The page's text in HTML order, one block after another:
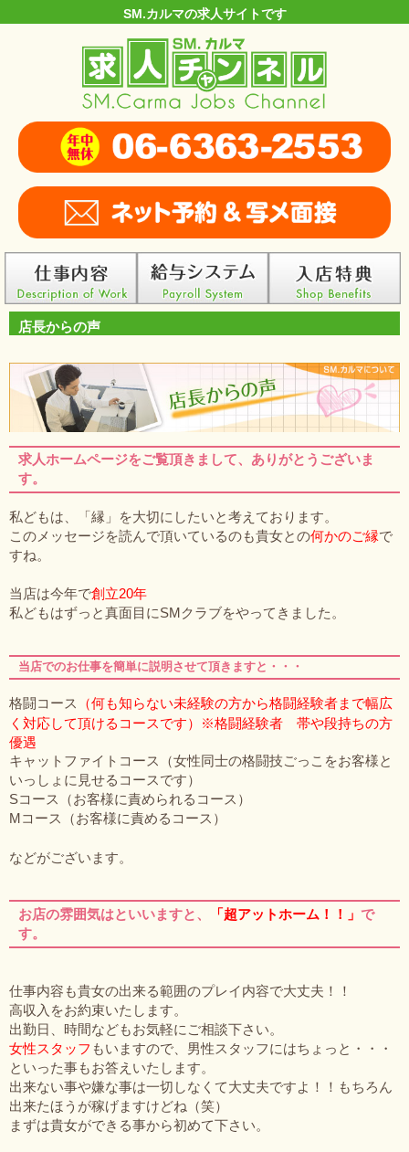
SM.カルマの求人サイトです
店長からの声
求人ホームページをご覧頂きまして、ありがとうございま
す。
私どもは、「縁」を大切にしたいと考えております。
このメッセージを読んで頂いているのも貴女との何かのご縁で
すね。
当店は今年で創立20年
私どもはずっと真面目にSMクラブをやってきました。
当店でのお仕事を簡単に説明させて頂きますと・・・
格闘コース
（何も知らない未経験の方から格闘経験者まで幅広
く対応して頂けるコースです）※格闘経験者 帯や段持ちの方
優遇
キャットファイトコース（女性同士の格闘技ごっこをお客様と
いっしょに見せるコースです）
Sコース（お客様に責められるコース）
Mコース（お客様に責めるコース）
などがございます。
お店の雰囲気はといいますと、 「超アットホーム！！」 で
す。
仕事内容も貴女の出来る範囲のプレイ内容で大丈夫！！
高収入をお約束いたします。
出勤日、時間などもお気軽にご相談下さい。
女性スタッフ もいますので、男性スタッフにはちょっと・・・
といった事もお答えいたします。
出来ない事や嫌な事は一切しなくて大丈夫ですよ！！もちろん
出来たほうが稼げますけどね（笑）
まずは貴女ができる事から初めて下さい。